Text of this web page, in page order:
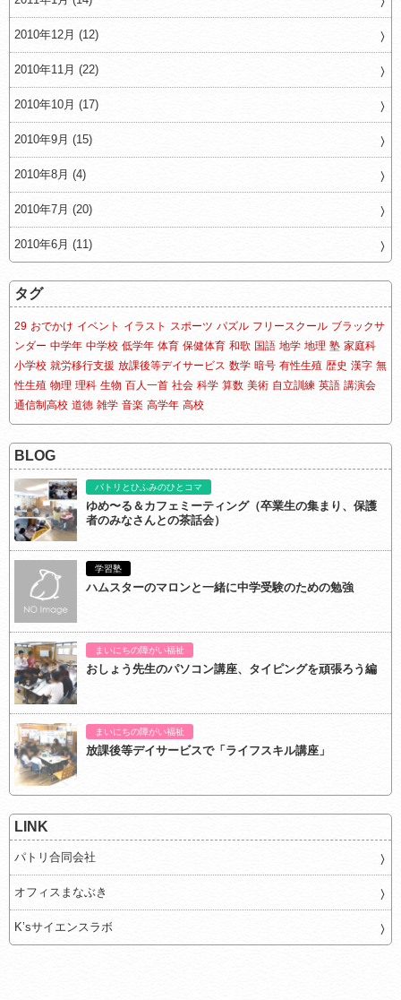
2010年12月 (12)
2010年11月 (22)
2010年10月 (17)
2010年9月 (15)
2010年8月 (4)
2010年7月 (20)
2010年6月 (11)
タグ
29 おでかけ イベント イラスト スポーツ パズル フリースクール ブラックサ
ンダー 中学年 中学校 低学年 体育 保健体育 和歌 国語 地学 地理 塾 家庭科
小学校 就労移行支援 放課後等デイサービス 数学 暗号 有性生殖 歴史 漢字 無
性生殖 物理 理科 生物 百人一首 社会 科学 算数 美術 自立訓練 英語 講演会
通信制高校 道徳 雑学 音楽 高学年 高校
BLOG
パトリとひふみのひとコマ
ゆめ〜る＆カフェミーティング（卒業生の集まり、保護
者のみなさんとの茶話会）
学習塾
ハムスターのマロンと一緒に中学受験のための勉強
まいにちの障がい福祉
おしょう先生のパソコン講座、タイピングを頑張ろう編
まいにちの障がい福祉
放課後等デイサービスで「ライフスキル講座」
LINK
パトリ合同会社
オフィスまなぶき
K’sサイエンスラボ